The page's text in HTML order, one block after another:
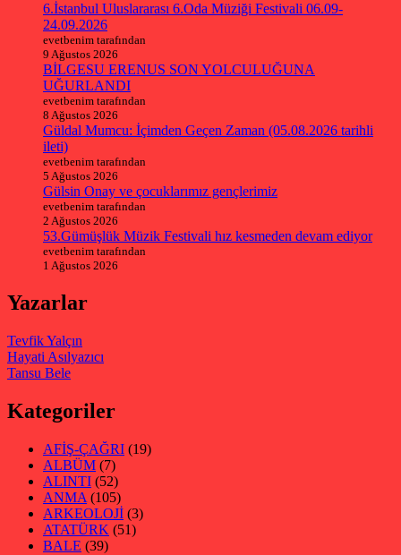
6.İstanbul Uluslararası 6.Oda Müziği Festivali 06.09-
24.09.2026
evetbenim tarafından
9 Ağustos 2026
BİLGESU ERENUS SON YOLCULUĞUNA
UĞURLANDI
evetbenim tarafından
8 Ağustos 2026
Güldal Mumcu: İçimden Geçen Zaman (05.08.2026 tarihli
ileti)
evetbenim tarafından
5 Ağustos 2026
Gülsin Onay ve çocuklarımız gençlerimiz
evetbenim tarafından
2 Ağustos 2026
53.Gümüşlük Müzik Festivali hız kesmeden devam ediyor
evetbenim tarafından
1 Ağustos 2026
Yazarlar
Tevfik Yalçın
Hayati Asılyazıcı
Tansu Bele
Kategoriler
AFİŞ-ÇAĞRI (19)
ALBÜM (7)
ALINTI (52)
ANMA (105)
ARKEOLOJİ (3)
ATATÜRK (51)
BALE (39)